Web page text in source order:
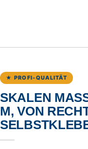
★ PROFI-QUALITÄT
SKALEN
, VON